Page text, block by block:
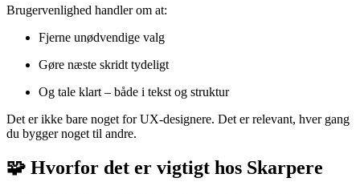
Brugervenlighed handler om at:
Fjerne unødvendige valg
Gøre næste skridt tydeligt
Og tale klart – både i tekst og struktur
Det er ikke bare noget for UX-designere. Det er relevant, hver gang
du bygger noget til andre.
🧩 Hvorfor det er vigtigt hos Skarpere